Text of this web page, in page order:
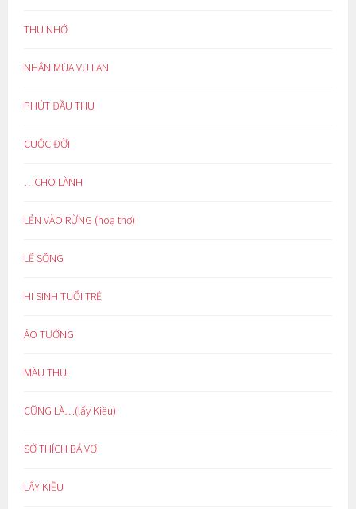
THU NHỚ
NHÂN MÙA VU LAN
PHÚT ĐẦU THU
CUỘC ĐỜI
…CHO LÀNH
LẺN VÀO RỪNG (hoạ thơ)
LẼ SỐNG
HI SINH TUỔI TRẺ
ẢO TƯỞNG
MÀU THU
CŨNG LÀ…(lẩy Kiều)
SỞ THÍCH BÁ VƠ
LẨY KIỀU